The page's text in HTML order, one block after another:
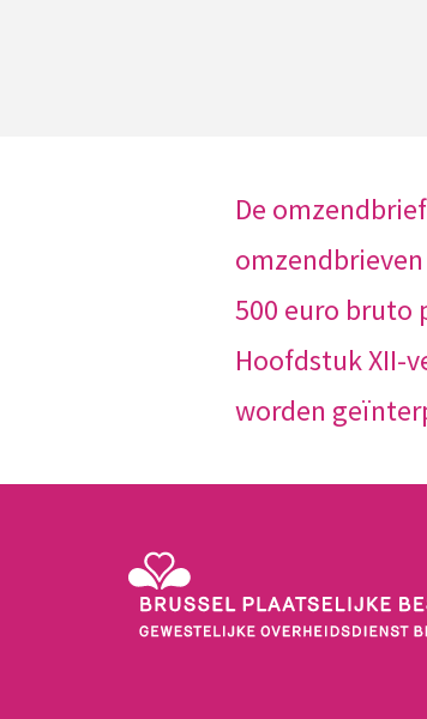
De
500 euro bruto
Hoofdstuk XII-
worden